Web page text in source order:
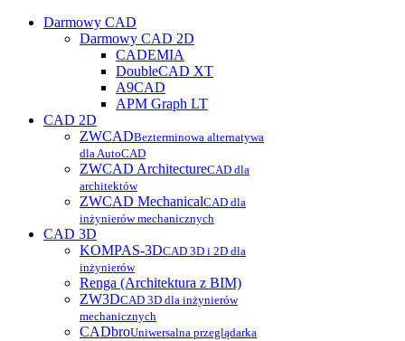
Darmowy CAD
Darmowy CAD 2D
CADEMIA
DoubleCAD XT
A9CAD
APM Graph LT
CAD 2D
ZWCADBezterminowa alternatywa
dla AutoCAD
ZWCAD ArchitectureCAD dla
architektów
ZWCAD MechanicalCAD dla
inżynierów mechanicznych
CAD 3D
KOMPAS-3DCAD 3D i 2D dla
inżynierów
Renga (Architektura z BIM)
ZW3DCAD 3D dla inżynierów
mechanicznych
CADbroUniwersalna przeglądarka